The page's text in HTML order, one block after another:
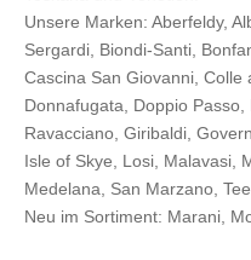
Unsere Marken: Aberfeldy,
Sergardi, Biondi-Santi,
Cascina San Giovanni, Colle
Donnafugata, Doppio Passo,
Ravacciano, Giribaldi,
Isle of Skye, Losi, Malavasi,
Medelana, San Marzano,
Neu im Sortiment: Marani,